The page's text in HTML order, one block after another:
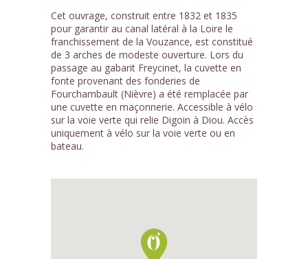
1 /1
Cet ouvrage, construit entre 1832 et 1835
pour garantir au canal latéral à la Loire le
franchissement de la Vouzance, est constitué
de 3 arches de modeste ouverture. Lors du
passage au gabarit Freycinet, la cuvette en
fonte provenant des fonderies de
Fourchambault (Nièvre) a été remplacée par
une cuvette en maçonnerie. Accessible à vélo
sur la voie verte qui relie Digoin à Diou. Accès
uniquement à vélo sur la voie verte ou en
bateau.